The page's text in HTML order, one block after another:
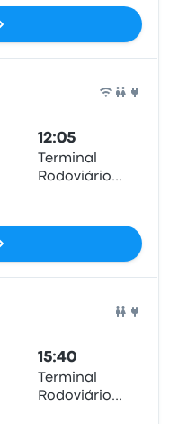
12:05
Terminal
Rodoviário
15:40
Terminal
Rodoviário